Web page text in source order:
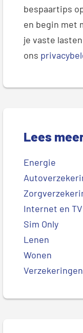
bespaartips
en begin met
je vaste
ons
Lees
Energie
Internet en TV
Sim Only
Lenen
Wonen
Verzekeringen